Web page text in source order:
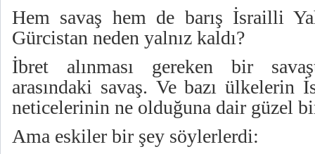
Hem savaş hem de barış İsrailli
Gürcistan neden yalnız kaldı?
İbret alınması gereken bir
arasındaki savaş. Ve bazı
neticelerinin ne olduğuna dair güzel
Ama eskiler bir şey söylerlerdi: